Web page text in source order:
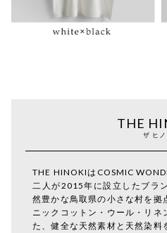
THE
ザ ヒノ
THE HINOKIはCOSMIC
二人が2015年に設立したブラ
然豊かな鳥取県の小さな村を拠
ニックコットン・ウール・リネ
た、健全な天然素材と天然染料